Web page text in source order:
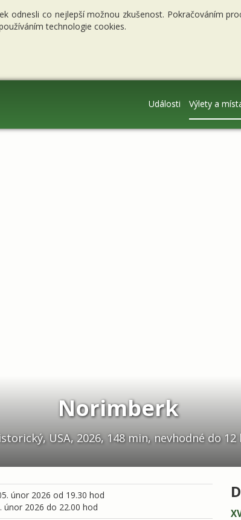
odnesli co nejlepší možnou zkušenost. Pokračováním
technologie cookies.
Události Výlety a
Norimberk
USA, 2026, 148 min, nevhodné do
únor 2026 od 19.30 hod
únor 2026 do 22.00 hod